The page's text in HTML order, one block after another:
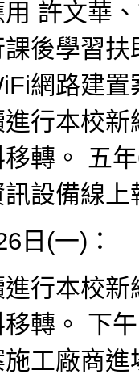
用 許文華
課後學習
網路建
進行本校
移轉。 五
訊設備線
日(一)：
進行本校
移轉。 下
施工廠商進